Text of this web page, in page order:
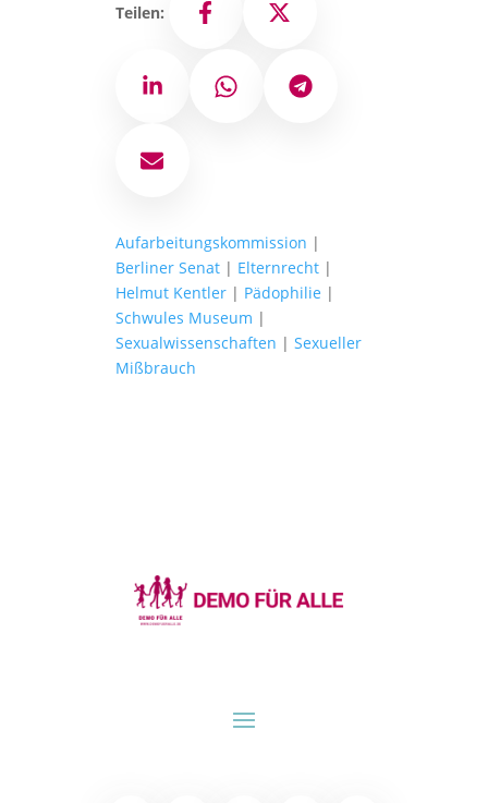
Teilen: Facebook X
LinkedIn WhatsAppTelegram
E-Mail
Aufarbeitungskommission |
Berliner Senat| Elternrecht|
Helmut Kentler| Pädophilie |
Schwules Museum |
Sexualwissenschaften | Sexueller
Mißbrauch